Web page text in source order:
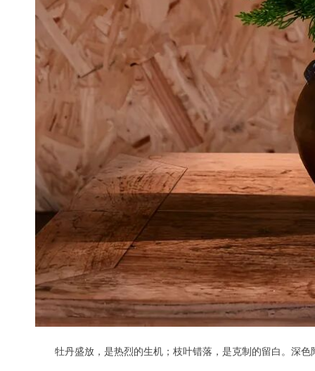
牡丹盛放，是热烈的生机；枝叶错落，是克制的留白。深